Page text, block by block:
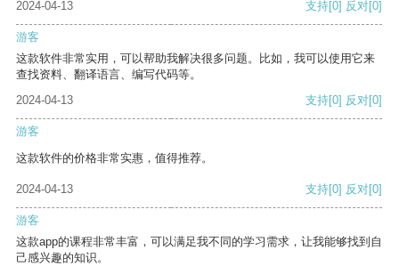
2024-04-13 支持[0] 反对[0]
游客
这款软件非常实用，可以帮助我解决很多问题。比如，我可以使用它来
查找资料、翻译语言、编写代码等。
2024-04-13
支持[0] 反对[0]
游客
这款软件的价格非常实惠，值得推荐。
2024-04-13 支持[0] 反对[0]
游客
这款app的课程非常丰富，可以满足我不同的学习需求，让我能够找到自
己感兴趣的知识。